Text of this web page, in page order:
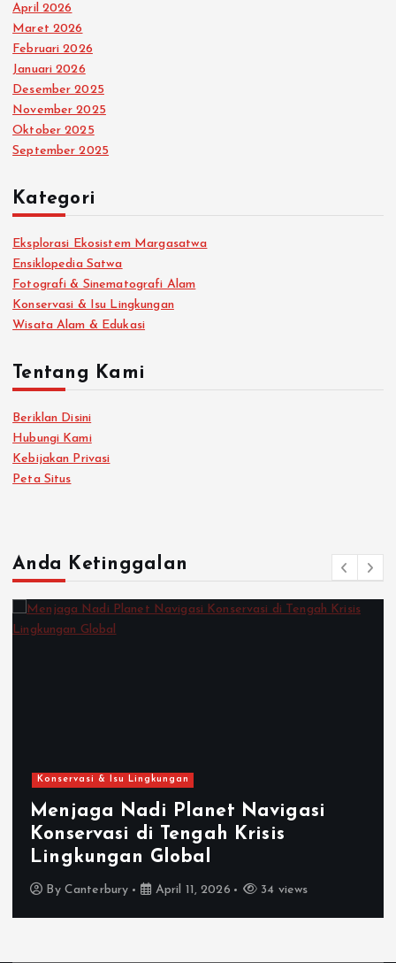
April 2026
Maret 2026
Februari 2026
Januari 2026
Desember 2025
November 2025
Oktober 2025
September 2025
Kategori
Eksplorasi Ekosistem Margasatwa
Ensiklopedia Satwa
Fotografi & Sinematografi Alam
Konservasi & Isu Lingkungan
Wisata Alam & Edukasi
Tentang Kami
Beriklan Disini
Hubungi Kami
Kebijakan Privasi
Peta Situs
Anda Ketinggalan
Konservasi & Isu Lingkungan
Menjaga Nadi Planet Navigasi
Konservasi di Tengah Krisis
Lingkungan Global
By Canterbury April 11, 2026 34 views